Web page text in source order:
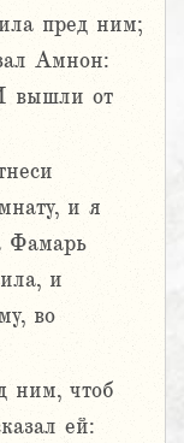
пред ним;
Амнон:
вышли от
и я
Фамарь
и
во
ним, чтоб
ей: